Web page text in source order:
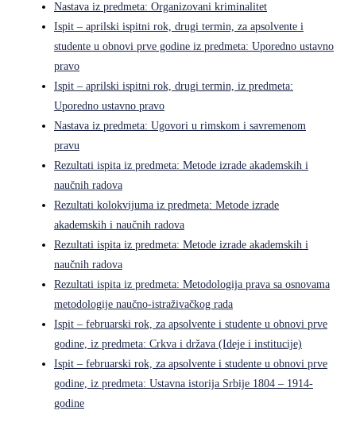
Nastava iz predmeta: Organizovani kriminalitet
Ispit – aprilski ispitni rok, drugi termin, za apsolvente i
studente u obnovi prve godine iz predmeta: Uporedno ustavno
pravo
Ispit – aprilski ispitni rok, drugi termin, iz predmeta:
Uporedno ustavno pravo
Nastava iz predmeta: Ugovori u rimskom i savremenom
pravu
Rezultati ispita iz predmeta: Metode izrade akademskih i
naučnih radova
Rezultati kolokvijuma iz predmeta: Metode izrade
akademskih i naučnih radova
Rezultati ispita iz predmeta: Metode izrade akademskih i
naučnih radova
Rezultati ispita iz predmeta: Metodologija prava sa osnovama
metodologije naučno-istraživačkog rada
Ispit – februarski rok, za apsolvente i studente u obnovi prve
godine, iz predmeta: Crkva i država (Ideje i institucije)
Ispit – februarski rok, za apsolvente i studente u obnovi prve
godine, iz predmeta: Ustavna istorija Srbije 1804 – 1914-
godine